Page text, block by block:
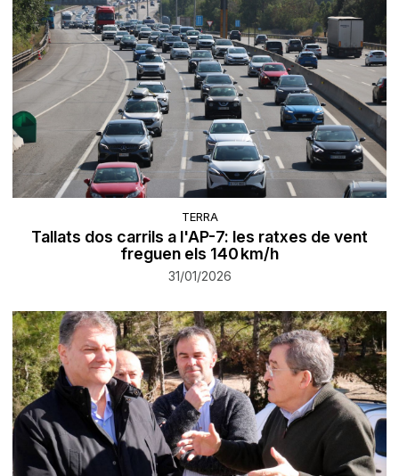
TERRA
Tallats dos carrils a l'AP-7: les ratxes de vent
freguen els 140 km/h
31/01/2026